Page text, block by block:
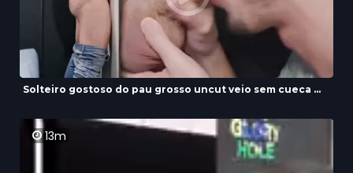
Solteiro gostoso do pau grosso uncut veio sem cueca ...
13m